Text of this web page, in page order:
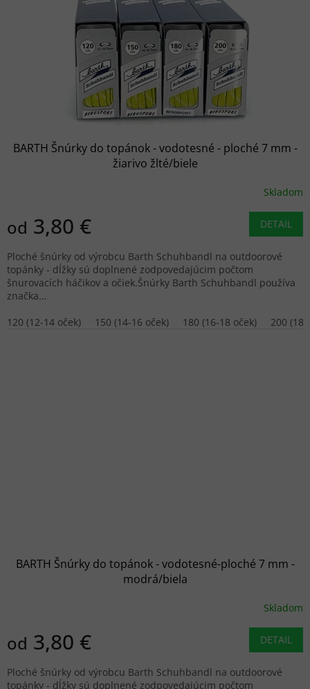
BARTH Šnúrky do topánok - vodotesné - ploché 7 mm -
žiarivo žlté/biele
Skladom
od 3,80 € DETAIL
Ploché šnúrky od výrobcu Barth Schuhbandl na outdoorové
topánky - dĺžky sú doplnené zodpovedajúcim počtom
šnurovacích háčikov a očiek.Šnúrky Barth Schuhbandl používa
značka...
120 (12-14 oček)
150 (14-16 oček) 180 (16-18 oček) 200
BARTH Šnúrky do topánok - vodotesné-ploché 7 mm -
modrá/biela
Skladom
od 3,80 € DETAIL
Ploché šnúrky od výrobcu Barth Schuhbandl na outdoorové
topánky - dĺžky sú doplnené zodpovedajúcim počtom